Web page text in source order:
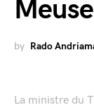
Meuse
by Rado
La ministre du